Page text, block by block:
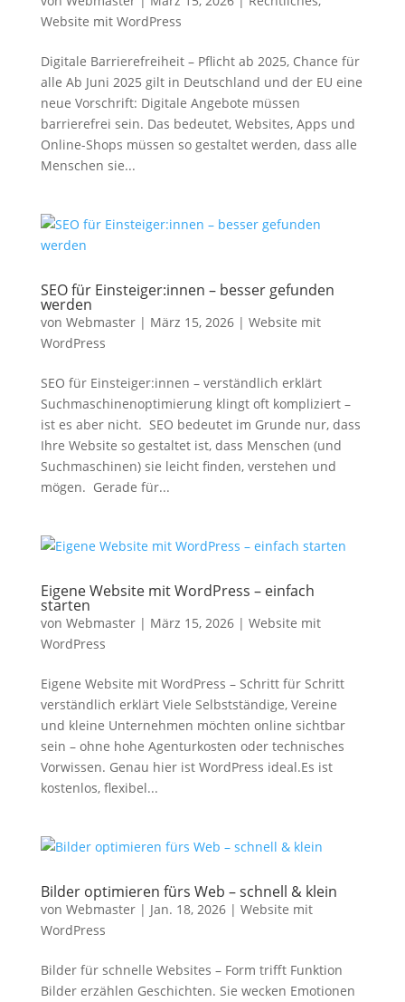
Website mit WordPress
Digitale Barrierefreiheit – Pflicht ab 2025, Chance für
alle Ab Juni 2025 gilt in Deutschland und der EU eine
neue Vorschrift: Digitale Angebote müssen
barrierefrei sein. Das bedeutet, Websites, Apps und
Online-Shops müssen so gestaltet werden, dass alle
Menschen sie...
SEO für Einsteiger:innen – besser gefunden
werden
von Webmaster| März 15, 2026| Website mit
WordPress
SEO für Einsteiger:innen – verständlich erklärt
Suchmaschinenoptimierung klingt oft kompliziert –
ist es aber nicht. SEO bedeutet im Grunde nur, dass
Ihre Website so gestaltet ist, dass Menschen (und
Suchmaschinen) sie leicht finden, verstehen und
mögen. Gerade für...
Eigene Website mit WordPress – einfach
starten
von Webmaster| März 15, 2026| Website mit
WordPress
Eigene Website mit WordPress – Schritt für Schritt
verständlich erklärt Viele Selbstständige, Vereine
und kleine Unternehmen möchten online sichtbar
sein – ohne hohe Agenturkosten oder technisches
Vorwissen. Genau hier ist WordPress ideal.Es ist
kostenlos, flexibel...
Bilder optimieren fürs Web – schnell & klein
von Webmaster| Jan. 18, 2026| Website mit
WordPress
Bilder für schnelle Websites – Form trifft Funktion
Bilder erzählen Geschichten. Sie wecken Emotionen